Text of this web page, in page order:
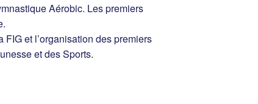
Aérobic. Les premiers
et l’organisation des premiers
et des Sports.